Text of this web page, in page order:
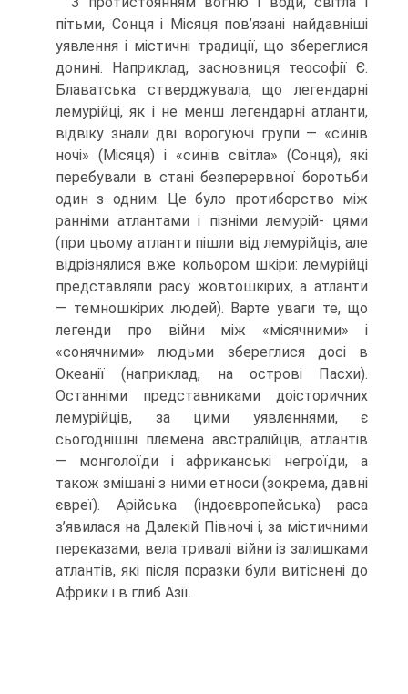
пітьми, Сонця і Місяця пов’язані найдавніші
уявлення і містичні традиції, що збереглися
донині. Наприклад, засновниця теософії Є.
Блаватська стверджувала, що легендарні
лемурійці, як і не менш легендарні атланти,
відвіку знали дві ворогуючі групи — «синів
ночі» (Місяця) і «синів світла» (Сонця), які
перебували в стані безперервної боротьби
один з одним. Це було протиборство між
ранніми атлантами і пізніми лемурій- цями
(при цьому атланти пішли від лемурійців, але
відрізнялися вже кольором шкіри: лемурійці
представляли расу жовтошкірих, а атланти
— темношкірих людей). Варте уваги те, що
легенди про війни між «місячними» і
«сонячними» людьми збереглися досі в
Океанії (наприклад, на острові Пасхи).
Останніми представниками доісторичних
лемурійців, за цими уявленнями, є
сьогоднішні племена австралійців, атлантів
— монголоїди і африканські негроїди, а
також змішані з ними етноси (зокрема, давні
євреї). Арійська (індоєвропейська) раса
з’явилася на Далекій Півночі і, за містичними
переказами, вела тривалі війни із залишками
атлантів, які після поразки були витіснені до
Африки і в глиб Азії.